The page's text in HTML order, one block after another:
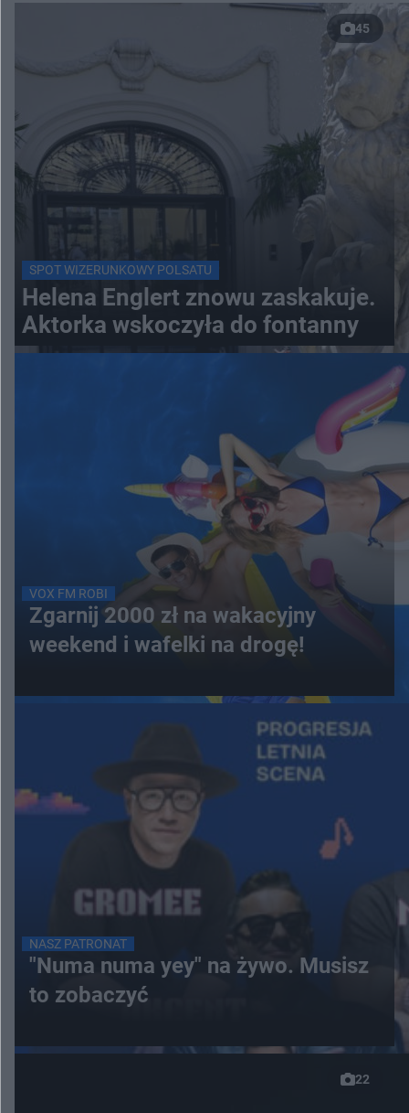
45
SPOT WIZERUNKOWY POLSATU
Helena Englert znowu zaskakuje.
Aktorka wskoczyła do fontanny
VOX FM ROBI
Zgarnij 2000 zł na wakacyjny
weekend i wafelki na drogę!
NASZ PATRONAT
"Numa numa yey" na żywo. Musisz
to zobaczyć
22